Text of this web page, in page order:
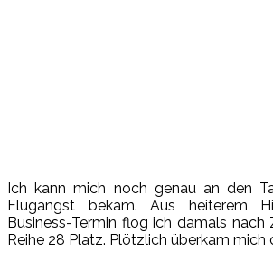
Ich kann mich noch genau an den
Flugangst bekam. Aus heiterem
Business-Termin flog ich damals nach
Reihe 28 Platz. Plötzlich überkam mich